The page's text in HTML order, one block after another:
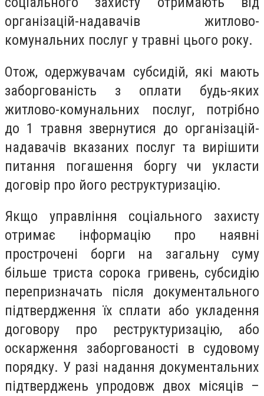
організацій-надавачів житлово-
комунальних послуг у травні цього року.
Отож, одержувачам субсидій, які мають
заборгованість з оплати будь-яких
житлово-комунальних послуг, потрібно
до 1 травня звернутися до організацій-
надавачів вказаних послуг та вирішити
питання погашення боргу чи укласти
договір про його реструктуризацію.
Якщо управління соціального захисту
отримає інформацію про наявні
прострочені борги на загальну суму
більше триста сорока гривень, субсидію
перепризначать після документального
підтвердження їх сплати або укладення
договору про реструктуризацію, або
оскарження заборгованості в судовому
порядку. У разі надання документальних
підтверджень упродовж двох місяців –